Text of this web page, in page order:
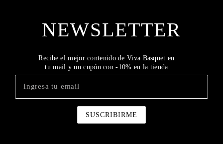
NEWSLETTER
Recibe el mejor contenido de Viva Basquet en
tu mail y un cupón con -10% en la tienda